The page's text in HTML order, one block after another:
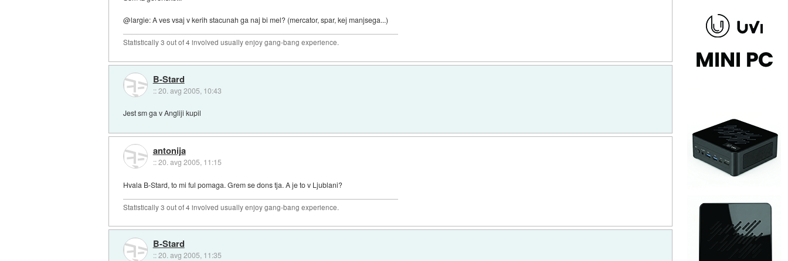
@largie: A ves vsaj v kerih stacunah ga naj bi mel? (mercator, spar, kej manjsega...)
Statistically 3 out of 4 involved usually enjoy gang-bang experience.
B-Stard
::20. avg 2005, 10:43
Jest sm ga v Angliji kupil
antonija
::20. avg 2005, 11:15
Hvala B-Stard, to mi ful pomaga. Grem se dons tja. A je to v Ljublani?
Statistically 3 out of 4 involved usually enjoy gang-bang experience.
B-Stard
::20. avg 2005, 11:35